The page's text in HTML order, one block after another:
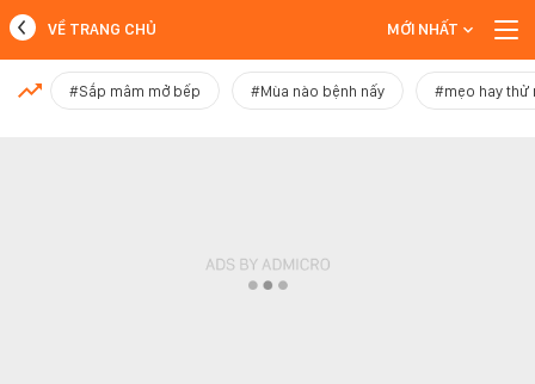
MỚI NHẤT
VỀ TRANG CHỦ MỚI NHẤT
#Sắp mâm mở bếp #Mùa nào bệnh nấy #mẹo hay thử